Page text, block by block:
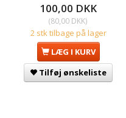
100,00 DKK
(80,00 DKK)
2 stk tilbage på lager
LÆG I KURV
Tilføj ønskeliste